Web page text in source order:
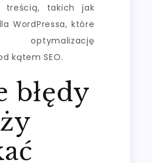
treścią, takich jak
WordPressa, które
optymalizację
kątem SEO.
błędy